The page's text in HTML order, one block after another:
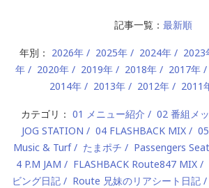
記事一覧： 最新順
年別： 2026年 2025年 2024年 2023
年
2020年 2019年 2018年 2017年
2014年
2013年 2012年 2011
カテゴリ： 01 メニュー紹介 02 番組メ
JOG STATION
04 FLASHBACK MIX
Music & Turf
たまポチ
Passengers
4 P.M JAM
FLASHBACK Route847 MIX
ビング日記
Route 兄妹のリアシート日記